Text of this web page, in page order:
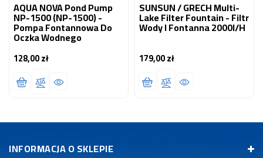
AQUA NOVA Pond Pump
NP-1500 (NP-1500) -
Pompa Fontannowa Do
Oczka Wodnego
128,00 złCena
SUNSUN / GRECH Multi-
Lake Filter Fountain - Filtr
Wody I Fontanna 2000l/h
179,00 złCena
INFORMACJA O SKLEPIE